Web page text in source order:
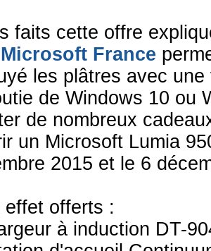
faits cette offre
France
les plâtres avec
de Windows 10 ou
de nombreux
un Microsoft Lumia
2015 et le 6
effet offerts :
à induction DT-